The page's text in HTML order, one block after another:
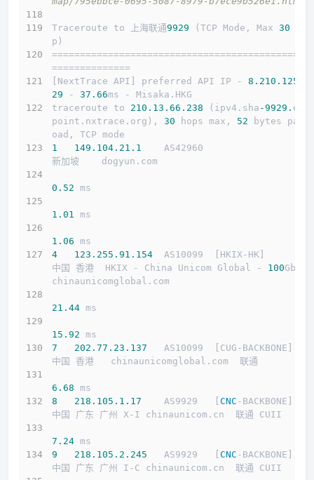
Traceroute to 上海联通9929 (TCP Mode, Max 30
p)
==============================================
==============
[NextTrace API] preferred API IP - 8.210 .125
29 - 37.66ms - Misaka.HKG
traceroute to 210.13 .66 .238 (ipv4.sha -9929. end
point.nxtrace.org), 30 hops max, 52 bytes payl
oad, TCP mode
1
149.104 .21 .1
    AS42960
新加坡    dogyun.com
0.52 ms
1.01 ms
1.06 ms
4
123.255 .91 .154
  AS10099  [HKIX-HK]
中国 香港  HKIX - China Unicom Global - 100Gbps
chinaunicomglobal.com
21.44 ms
15.92 ms
7
202.77 .23 .137
   AS10099  [CUG-BACKBONE]
中国 香港   chinaunicomglobal.com  联通
6.68 ms
8
218.105 .1 .17
    AS9929   [
CNC -BACKBONE]
中国 广东 广州 X-I chinaunicom.cn  联通 CUII
7.24 ms
9
218.105 .2 .245
   AS9929   [
CNC -BACKBONE]
中国 广东 广州 I-C chinaunicom.cn  联通 CUII